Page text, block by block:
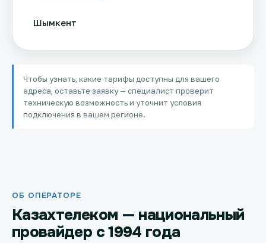
Шымкент
Актау
Соколов
Петропавловск
Темиртау
Тараз
Чтобы узнать, какие тарифы доступны для вашего
адреса, оставьте заявку — специалист проверит
техническую возможность и уточнит условия
подключения в вашем регионе.
ОБ ОПЕРАТОРЕ
Казахтелеком — национальный
провайдер с 1994 года